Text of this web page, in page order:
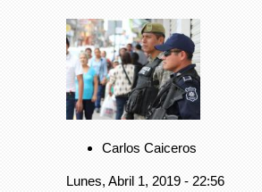
Carlos Caiceros
Lunes, Abril 1, 2019 - 22:56